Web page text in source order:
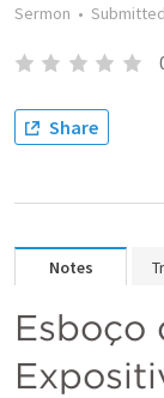
Sermon • Submitted
Share
Notes
Esboço